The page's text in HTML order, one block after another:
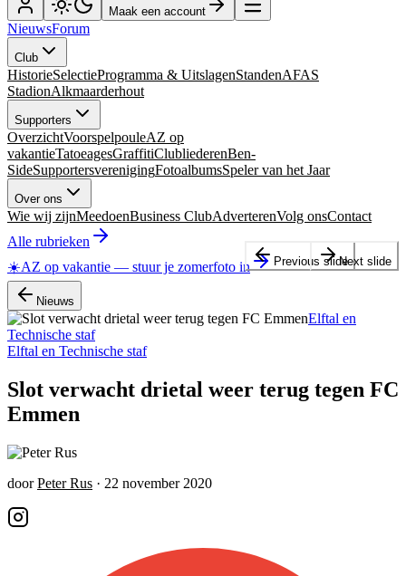
Maak een account
NieuwsForum
Club
HistorieSelectieProgramma & UitslagenStandenAFAS
StadionAlkmaarderhout
Supporters
OverzichtVoorspelpouleAZ op
vakantieTatoeagesGraffitiClubliederenBen-
SideSupportersverenigingFotoalbumsSpeler van het Jaar
Over ons
Wie wij zijnMeedoenBusiness ClubAdverterenVolg onsContact
Alle rubrieken
☀️AZ op vakantie — stuur je zomerfoto in
Nieuws
Elftal en
Technische staf
Elftal en Technische staf
Slot verwacht drietal weer terug tegen FC
Emmen
door Peter Rus · 22 november 2020
Previous slideNext slide